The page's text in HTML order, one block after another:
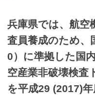
兵庫県では、航空
査員養成のため、
0）に準拠した国
空産業非破壊検査
を平成29 (2017)